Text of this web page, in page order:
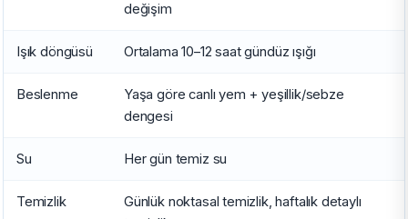
değişim
Işık döngüsü Ortalama 10–12 saat gündüz ışığı
Beslenme
Yaşa göre canlı yem + yeşillik/sebze
dengesi
Su Her gün temiz su
Temizlik
Günlük noktasal temizlik, haftalık detaylı